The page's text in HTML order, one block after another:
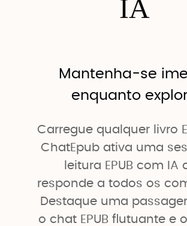
IA
Mantenha-se
enquanto
Carregue qualquer livro
ChatEpub ativa uma
leitura EPUB com IA
responde a todos os
Destaque uma
o chat EPUB flutuante e